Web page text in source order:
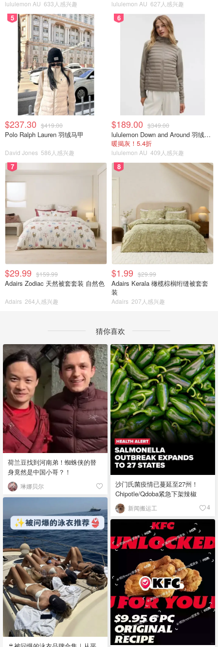
lululemon AU 633人感兴趣 lululemon AU 627人感兴趣
5
$237.30 $419.00
Polo Ralph Lauren 羽绒马甲
David Jones 586人感兴趣
6
$189.00 $349.00
lululemon Down and Around 羽绒夹克
暖揭灰！5.4折
lululemon AU 409人感兴趣
7
$29.99 $159.99
Adairs Zodiac 天然被套套装 自然色
Adairs 264人感兴趣
8
$1.99 $29.99
Adairs Kerala 橄榄棕榈绗缝被套套
装
Adairs 207人感兴趣
猜你喜欢
荷兰豆找到河南弟！蜘蛛侠的替
身竟然是中国小哥？！
琳娜贝尔
沙门氏菌疫情已蔓延至27州！
Chipotle/Qdoba紧急下架辣椒
新闻搬运工 4